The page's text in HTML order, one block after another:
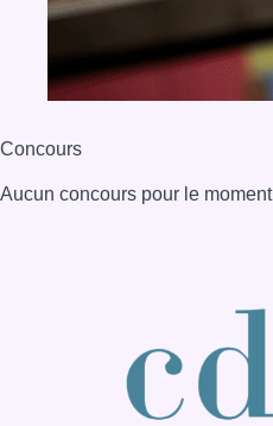
Concours
Aucun concours pour le moment